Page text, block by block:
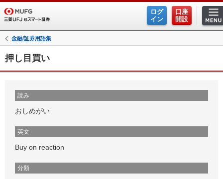
ログ
イン
口座
開設
金融/証券用語集
押し目買い
読み
おしめがい
英文
Buy on reaction
分類